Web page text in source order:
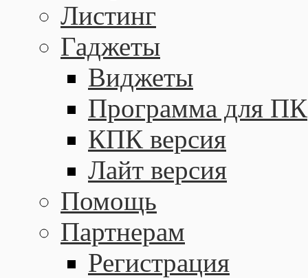
Листинг
Гаджеты
Виджеты
Программа для ПК
КПК версия
Лайт версия
Помощь
Партнерам
Регистрация